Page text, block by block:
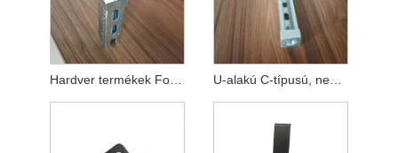
Hardver termékek Fotovoltaikus tartótartozékok U-alakú C-típusú, nem szabványos testreszabott bélyegző alkatrészek